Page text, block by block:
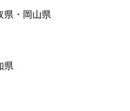
県・岡山県
県